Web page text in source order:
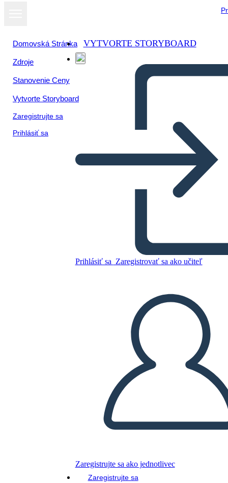
Domovská Stránka
Zdroje
Stanovenie Ceny
Vytvorte Storyboard
Zaregistrujte sa
Prihlásiť sa
VYTVORTE STORYBOARD
Prihlásiť sa Zaregistrovať sa ako učiteľ
Zaregistrujte sa ako jednotlivec
Zaregistrujte sa
Kontrol Paneli Tel Çerçeve-2
Skopírujte tento Storyboard
VYTVORIŤ STORYBOARD
ČÍTAJ MI